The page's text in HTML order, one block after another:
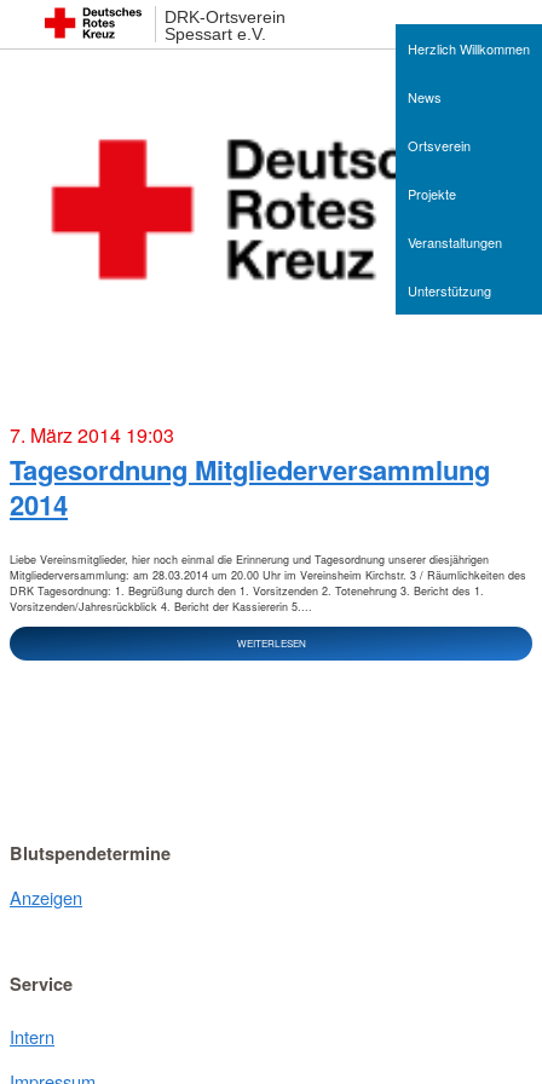
DRK-Ortsverein
Spessart e.V.
Herzlich Willkommen
News
Ortsverein
Projekte
Veranstaltungen
Unterstützung
7. März 2014 19:03
Tagesordnung Mitgliederversammlung
2014
Liebe Vereinsmitglieder, hier noch einmal die Erinnerung und Tagesordnung unserer diesjährigen
Mitgliederversammlung: am 28.03.2014 um 20.00 Uhr im Vereinsheim Kirchstr. 3 / Räumlichkeiten des
DRK Tagesordnung: 1. Begrüßung durch den 1. Vorsitzenden 2. Totenehrung 3. Bericht des 1.
Vorsitzenden/Jahresrückblick 4. Bericht der Kassiererin 5....
WEITERLESEN
Blutspendetermine
Anzeigen
Service
Intern